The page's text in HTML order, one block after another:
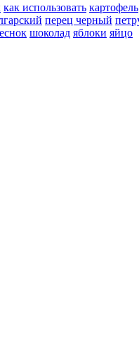
как использовать картофель
перец черный
шоколад яблоки яйцо